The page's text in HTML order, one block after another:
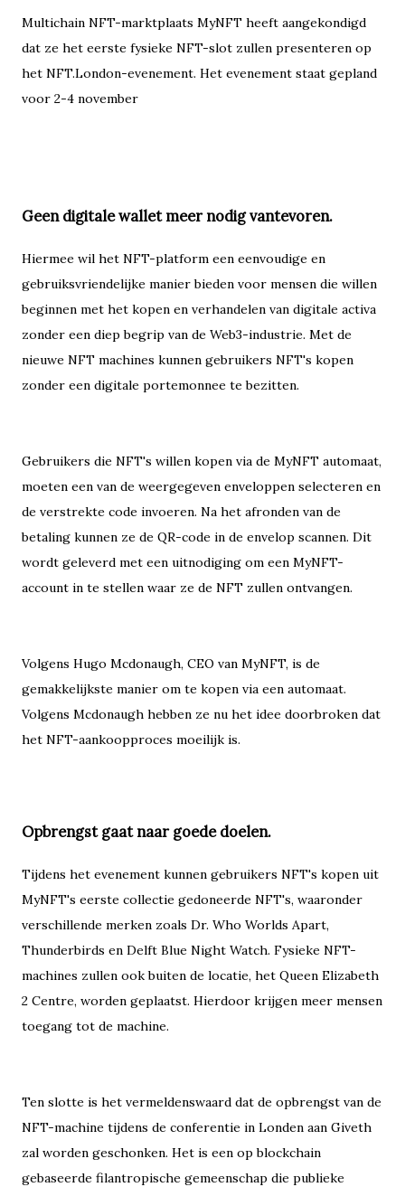
Multichain NFT-marktplaats MyNFT heeft aangekondigd
dat ze het eerste fysieke NFT-slot zullen presenteren op
het NFT.London-evenement. Het evenement staat gepland
voor 2-4 november
Geen digitale wallet meer nodig vantevoren.
Hiermee wil het NFT-platform een ​​eenvoudige en
gebruiksvriendelijke manier bieden voor mensen die willen
beginnen met het kopen en verhandelen van digitale activa
zonder een diep begrip van de Web3-industrie. Met de
nieuwe NFT machines kunnen gebruikers NFT's kopen
zonder een digitale portemonnee te bezitten.
Gebruikers die NFT's willen kopen via de MyNFT automaat,
moeten een van de weergegeven enveloppen selecteren en
de verstrekte code invoeren. Na het afronden van de
betaling kunnen ze de QR-code in de envelop scannen. Dit
wordt geleverd met een uitnodiging om een ​​MyNFT-
account in te stellen waar ze de NFT zullen ontvangen.
Volgens Hugo Mcdonaugh, CEO van MyNFT, is de
gemakkelijkste manier om te kopen via een automaat.
Volgens Mcdonaugh hebben ze nu het idee doorbroken dat
het NFT-aankoopproces moeilijk is.
Opbrengst gaat naar goede doelen.
Tijdens het evenement kunnen gebruikers NFT's kopen uit
MyNFT's eerste collectie gedoneerde NFT's, waaronder
verschillende merken zoals Dr. Who Worlds Apart,
Thunderbirds en Delft Blue Night Watch. Fysieke NFT-
machines zullen ook buiten de locatie, het Queen Elizabeth
2 Centre, worden geplaatst. Hierdoor krijgen meer mensen
toegang tot de machine.
Ten slotte is het vermeldenswaard dat de opbrengst van de
NFT-machine tijdens de conferentie in Londen aan Giveth
zal worden geschonken. Het is een op blockchain
gebaseerde filantropische gemeenschap die publieke